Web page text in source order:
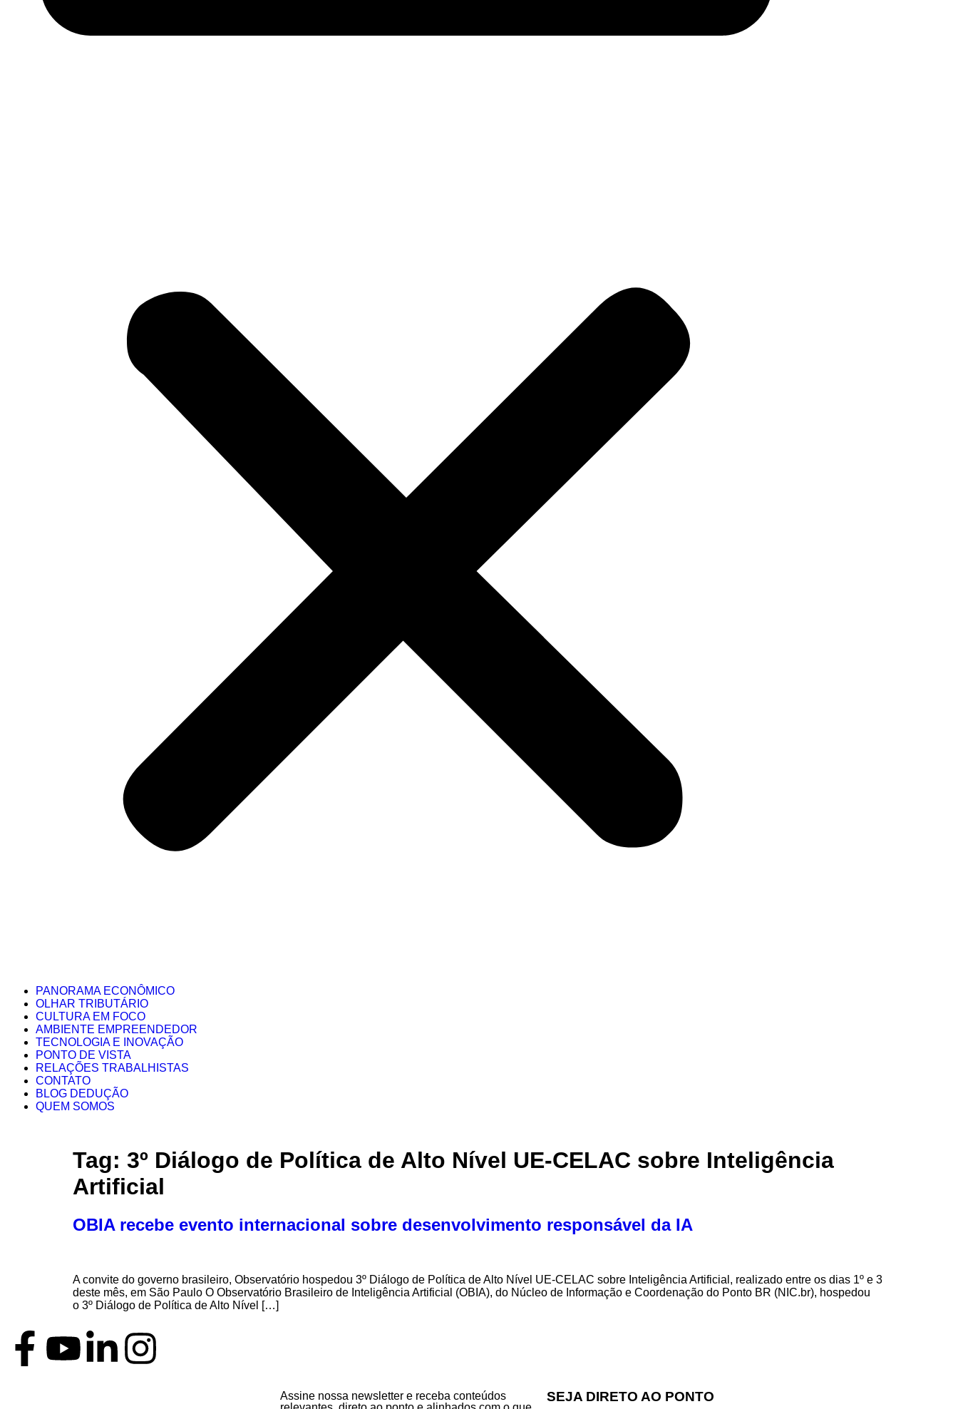
PANORAMA ECONÔMICO
OLHAR TRIBUTÁRIO
CULTURA EM FOCO
AMBIENTE EMPREENDEDOR
TECNOLOGIA E INOVAÇÃO
PONTO DE VISTA
RELAÇÕES TRABALHISTAS
CONTATO
BLOG DEDUÇÃO
QUEM SOMOS
Tag: 3º Diálogo de Política de Alto Nível UE-CELAC sobre Inteligência
Artificial
OBIA recebe evento internacional sobre desenvolvimento responsável da IA
A convite do governo brasileiro, Observatório hospedou 3º Diálogo de Política de Alto Nível UE-CELAC sobre Inteligência Artificial, realizado entre os dias 1º e 3
deste mês, em São Paulo O Observatório Brasileiro de Inteligência Artificial (OBIA), do Núcleo de Informação e Coordenação do Ponto BR (NIC.br), hospedou
o 3º Diálogo de Política de Alto Nível […]
Assine nossa newsletter e receba conteúdos
SEJA DIRETO AO PONTO